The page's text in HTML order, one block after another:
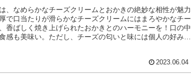
、なめらかなチーズクリームとおかきの絶妙な相性が魅力
で口当たりが滑らかなチーズクリームにはまろやかなチー
香ばしく焼き上げられたおかきとのハーモニーを！口の中
感も美味い。ただし、チーズの匂いと味には個人の好みが
2023.06.04